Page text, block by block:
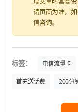
请页面为准。
信咨询。
标签： 电信流量卡
首充送话费 200分